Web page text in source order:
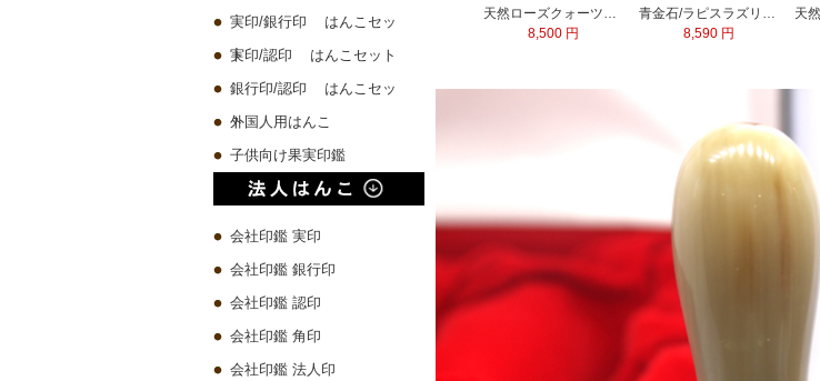
実印/銀行印 はんこセッ
ト
実印/認印 はんこセット
銀行印/認印 はんこセッ
ト
外国人用はんこ
子供向け果実印鑑
会社印鑑 実印
会社印鑑 銀行印
会社印鑑 認印
会社印鑑 角印
会社印鑑 法人印
琥珀樹脂印鑑 ケース付き【一日10本限定】
4,500 円
19,780 円
天然ローズクォーツ水晶 実印13.5mm
8,500 円
青金石/ラピスラズリ 実印60x15.0mm
8,590 円